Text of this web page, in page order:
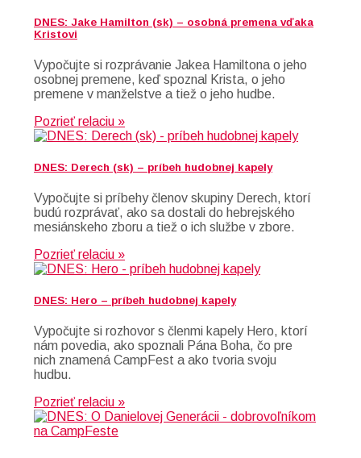
DNES: Jake Hamilton (sk) – osobná premena vďaka
Kristovi
Vypočujte si rozprávanie Jakea Hamiltona o jeho
osobnej premene, keď spoznal Krista, o jeho
premene v manželstve a tiež o jeho hudbe.
Pozrieť relaciu »
DNES: Derech (sk) – príbeh hudobnej kapely
Vypočujte si príbehy členov skupiny Derech, ktorí
budú rozprávať, ako sa dostali do hebrejského
mesiánskeho zboru a tiež o ich službe v zbore.
Pozrieť relaciu »
DNES: Hero – príbeh hudobnej kapely
Vypočujte si rozhovor s členmi kapely Hero, ktorí
nám povedia, ako spoznali Pána Boha, čo pre
nich znamená CampFest a ako tvoria svoju
hudbu.
Pozrieť relaciu »